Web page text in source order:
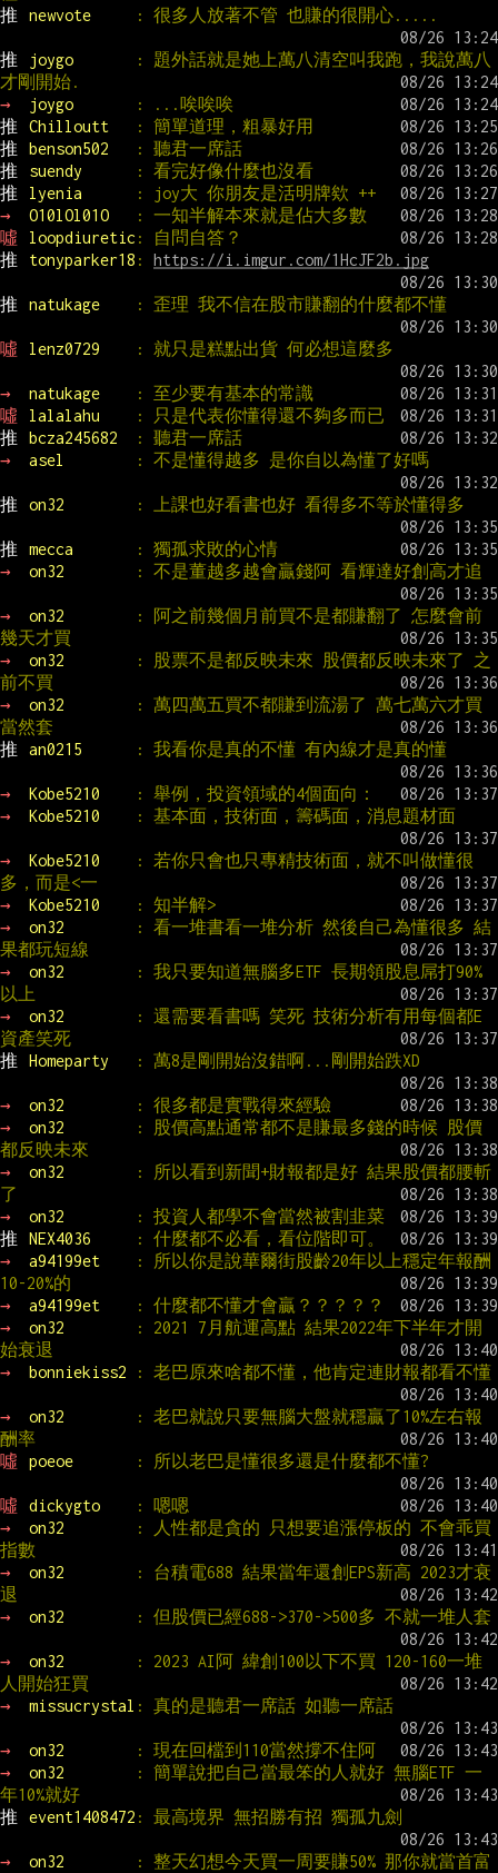
推
newvote : 很多人放著不管 也賺的很開心.....
推 joygo
: 題外話就是她上萬八清空叫我跑，我說萬八
才剛開始.
→
joygo
: ...唉唉唉
推
Chilloutt
: 簡單道理，粗暴好用
推
benson502
: 聽君一席話
推
suendy
: 看完好像什麼也沒看
推
lyenia
: joy大 你朋友是活明牌欸 ++
→
O10lOl01O
: 一知半解本來就是佔大多數
噓
loopdiuretic : 自問自答？
推
tonyparker18 : https://i.imgur.com/1HcJF2b.jpg
推 natukage : 歪理 我不信在股市賺翻的什麼都不懂
噓 lenz0729 : 就只是糕點出貨 何必想這麼多
→ natukage
: 至少要有基本的常識
噓
lalalahu
: 只是代表你懂得還不夠多而已
推
bcza245682
: 聽君一席話
→
asel : 不是懂得越多 是你自以為懂了好嗎
推 on32 : 上課也好看書也好 看得多不等於懂得多
推 mecca
: 獨孤求敗的心情
→
on32 : 不是董越多越會贏錢阿 看輝達好創高才追
→ on32
: 阿之前幾個月前買不是都賺翻了 怎麼會前
幾天才買
→
on32
: 股票不是都反映未來 股價都反映未來了 之
前不買
→
on32
: 萬四萬五買不都賺到流湯了 萬七萬六才買
當然套
推
an0215 : 我看你是真的不懂 有內線才是真的懂
→ Kobe5210
: 舉例，投資領域的4個面向：
→
Kobe5210 : 基本面，技術面，籌碼面，消息題材面
→ Kobe5210
: 若你只會也只專精技術面，就不叫做懂很
多，而是<一
→
Kobe5210
: 知半解>
→
on32
: 看一堆書看一堆分析 然後自己為懂很多 結
果都玩短線
→
on32
: 我只要知道無腦多ETF 長期領股息屌打90%
以上
→
on32
: 還需要看書嗎 笑死 技術分析有用每個都E
資產笑死
推
Homeparty : 萬8是剛開始沒錯啊...剛開始跌XD
→ on32
: 很多都是實戰得來經驗
→
on32
: 股價高點通常都不是賺最多錢的時候 股價
都反映未來
→
on32
: 所以看到新聞+財報都是好 結果股價都腰斬
了
→
on32
: 投資人都學不會當然被割韭菜
推
NEX4036
: 什麼都不必看，看位階即可。
→
a94199et
: 所以你是說華爾街股齡20年以上穩定年報酬
10-20%的
→
a94199et
: 什麼都不懂才會贏？？？？？
→
on32
: 2021 7月航運高點 結果2022年下半年才開
始衰退
→
bonniekiss2 : 老巴原來啥都不懂，他肯定連財報都看不懂
→ on32
: 老巴就說只要無腦大盤就穩贏了10%左右報
酬率
噓
poeoe : 所以老巴是懂很多還是什麼都不懂?
噓 dickygto
: 嗯嗯
→
on32
: 人性都是貪的 只想要追漲停板的 不會乖買
指數
→
on32
: 台積電688 結果當年還創EPS新高 2023才衰
退
→
on32 : 但股價已經688->370->500多 不就一堆人套
→ on32
: 2023 AI阿 緯創100以下不買 120-160一堆
人開始狂買
→
missucrystal : 真的是聽君一席話 如聽一席話
→ on32
: 現在回檔到110當然撐不住阿
→
on32
: 簡單說把自己當最笨的人就好 無腦ETF 一
年10%就好
推
event1408472 : 最高境界 無招勝有招 獨孤九劍
→ on32
: 整天幻想今天買一周要賺50% 那你就當首富